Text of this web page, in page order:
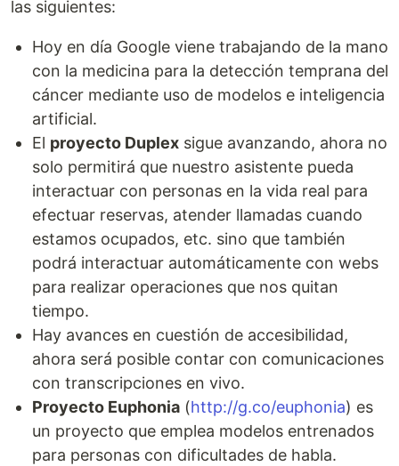
las siguientes:
Hoy en día Google viene trabajando de la mano
con la medicina para la detección temprana del
cáncer mediante uso de modelos e inteligencia
artificial.
El proyecto Duplex sigue avanzando, ahora no
solo permitirá que nuestro asistente pueda
interactuar con personas en la vida real para
efectuar reservas, atender llamadas cuando
estamos ocupados, etc. sino que también
podrá interactuar automáticamente con webs
para realizar operaciones que nos quitan
tiempo.
Hay avances en cuestión de accesibilidad,
ahora será posible contar con comunicaciones
con transcripciones en vivo.
Proyecto Euphonia (http://g.co/euphonia) es
un proyecto que emplea modelos entrenados
para personas con dificultades de habla.